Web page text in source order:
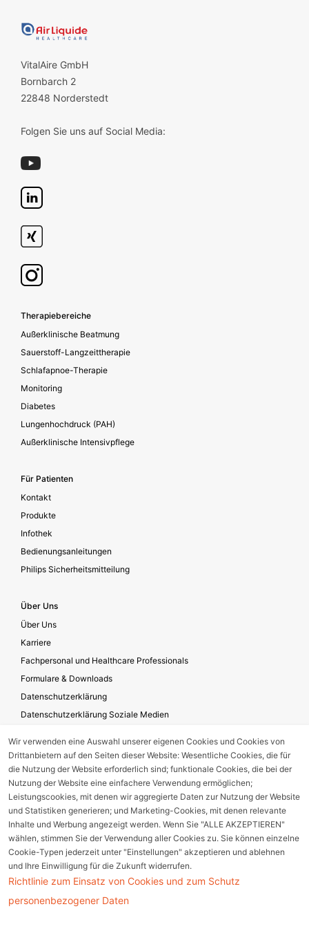
VitalAire GmbH
Bornbarch 2
22848 Norderstedt
Folgen Sie uns auf Social Media:
Footer secondary
Therapiebereiche
Außerklinische Beatmung
Sauerstoff-Langzeittherapie
Schlafapnoe-Therapie
Monitoring
Diabetes
Lungenhochdruck (PAH)
Außerklinische Intensivpflege
Für Patienten
Kontakt
Produkte
Infothek
Bedienungsanleitungen
Philips Sicherheitsmitteilung
Über Uns
Über Uns
Karriere
Fachpersonal und Healthcare Professionals
Formulare & Downloads
Datenschutzerklärung
Datenschutzerklärung Soziale Medien
Impressum
Unternehmensverantwortung
Gerätestörung melden
Nebenwirkungsmeldung
Cookie Einstellungen
Wir verwenden eine Auswahl unserer eigenen Cookies und Cookies von
Drittanbietern auf den Seiten dieser Website: Wesentliche Cookies, die für
die Nutzung der Website erforderlich sind; funktionale Cookies, die bei der
Nutzung der Website eine einfachere Verwendung ermöglichen;
Leistungscookies, mit denen wir aggregierte Daten zur Nutzung der Website
und Statistiken generieren; und Marketing-Cookies, mit denen relevante
Inhalte und Werbung angezeigt werden. Wenn Sie "ALLE AKZEPTIEREN"
wählen, stimmen Sie der Verwendung aller Cookies zu. Sie können einzelne
Cookie-Typen jederzeit unter "Einstellungen" akzeptieren und ablehnen
und Ihre Einwilligung für die Zukunft widerrufen.
Richtlinie zum Einsatz von Cookies und zum Schutz
personenbezogener Daten